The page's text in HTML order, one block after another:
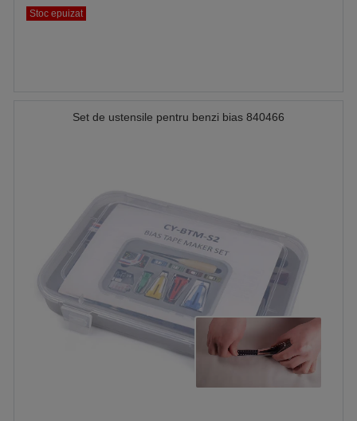
Stoc epuizat
Set de ustensile pentru benzi bias 840466